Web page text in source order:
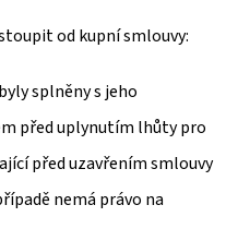
od kupní smlouvy:
splněny s jeho
před uplynutím lhůty pro
před uzavřením smlouvy
nemá právo na